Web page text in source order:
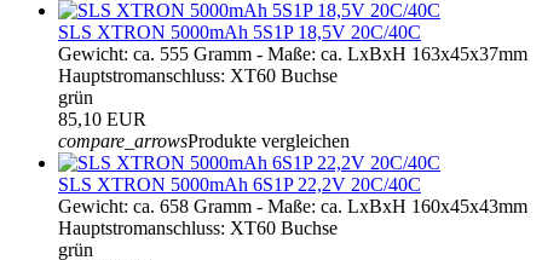
SLS XTRON 5000mAh 5S1P 18,5V 20C/40C
Gewicht: ca. 555 Gramm - Maße: ca. LxBxH 163x45x37mm
Hauptstromanschluss: XT60 Buchse
grün
85,10 EUR
compare_arrowsProdukte vergleichen
SLS XTRON 5000mAh 6S1P 22,2V 20C/40C
Gewicht: ca. 658 Gramm - Maße: ca. LxBxH 160x45x43mm
Hauptstromanschluss: XT60 Buchse
grün